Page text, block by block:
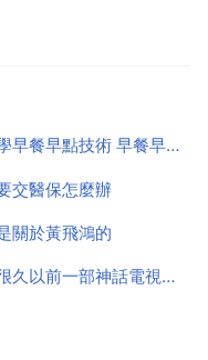
在哪學早點培訓早餐技術多少學費，學早餐早點技術 早餐早點培訓班多少學費
交醫保怎麼辦
關於黃飛鴻的
求很久以前一部神話電視劇名字，求很久以前一部神話電視劇名字